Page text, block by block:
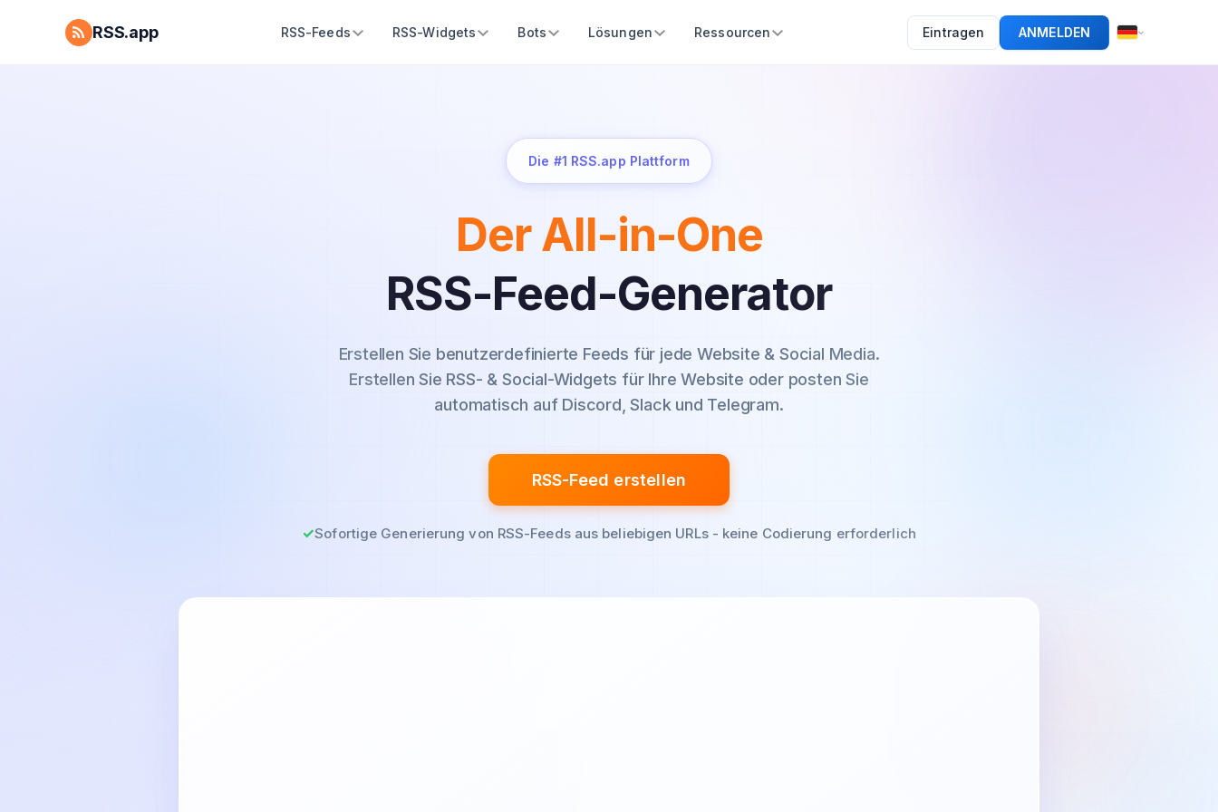
RSS.app RSS-Feeds RSS-Widgets Bots Lösungen Ressourcen Eintragen ANMELDEN
Die #1 RSS.app Plattform
Der All-in-One
RSS-Feed-Generator
Erstellen Sie benutzerdefinierte Feeds für jede Website & Social Media.
Erstellen Sie RSS- & Social-Widgets für Ihre Website oder posten Sie
automatisch auf Discord, Slack und Telegram.
RSS-Feed erstellen
Sofortige Generierung von RSS-Feeds aus beliebigen URLs - keine Codierung erforderlich